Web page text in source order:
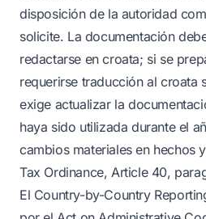
disposición de la autoridad
solicite. La documentación
redactarse en croata; si se
requerirse traducción al croata
exige actualizar la
haya sido utilizada durante el
cambios materiales en hechos
Tax Ordinance, Article 40,
El Country-by-Country